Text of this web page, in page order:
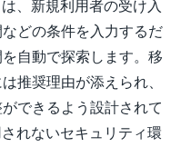
、新規利用者の受け入
どの条件を入力するだ
自動で探索します。移
推奨理由が添えられ、
できるよう設計されて
れないセキュリティ環